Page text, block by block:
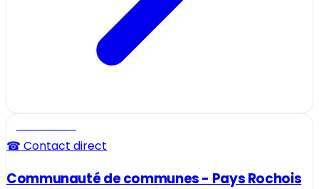
☎ Contact direct
Communauté de communes - Pays Rochois